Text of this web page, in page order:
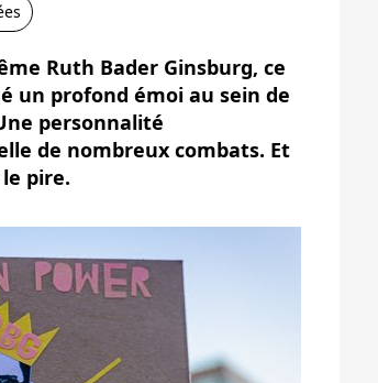
Ruth Bader Ginsburg, ce
un profond émoi au sein de
personnalité
de nombreux combats. Et
pire.